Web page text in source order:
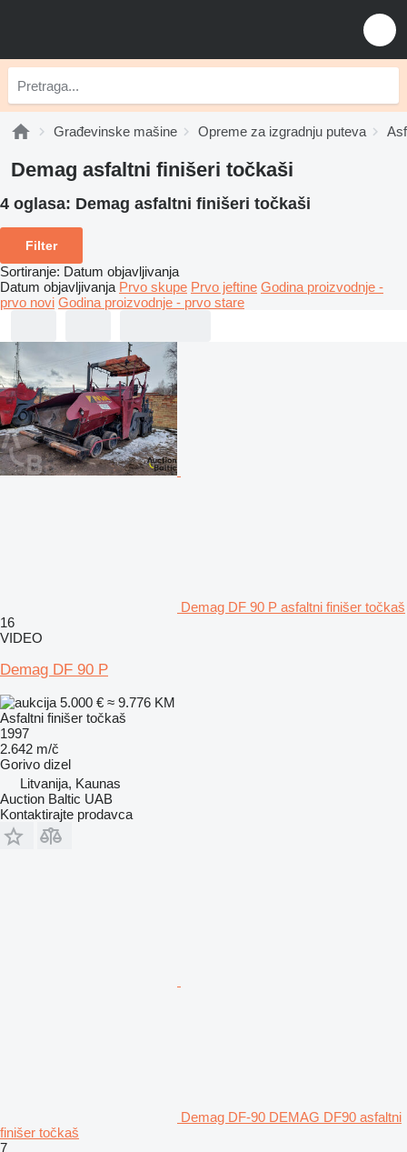
Građevinske mašine Opreme za izgradnju puteva
Demag asfaltni finišeri točkaši
4 oglasa: Demag asfaltni finišeri točkaši
Filter
Sortiranje: Datum objavljivanja
Datum objavljivanja Prvo skupe Prvo jeftine Godina proizvodnje -
prvo novi Godina proizvodnje - prvo stare
Demag DF 90 P asfaltni finišer točkaš
16
VIDEO
Demag DF 90 P
5.000 € ≈ 9.776 KM
Asfaltni finišer točkaš
1997
2.642 m/č
Gorivo dizel
Litvanija, Kaunas
Auction Baltic UAB
Kontaktirajte prodavca
Demag DF-90 DEMAG DF90 asfaltni
finišer točkaš
7